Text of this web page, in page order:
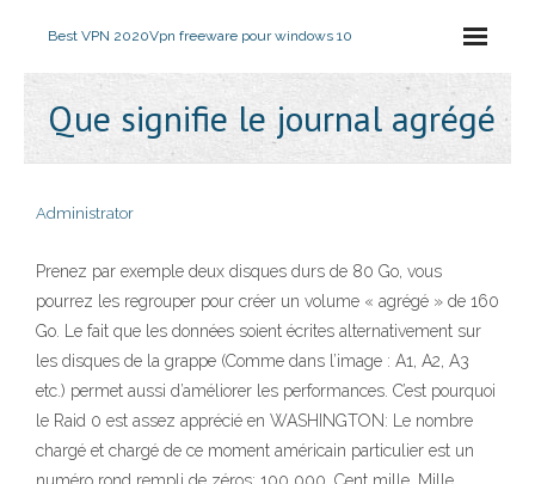
Best VPN 2020Vpn freeware pour windows 10
Que signifie le journal agrégé
Administrator
Prenez par exemple deux disques durs de 80 Go, vous
pourrez les regrouper pour créer un volume « agrégé » de 160
Go. Le fait que les données soient écrites alternativement sur
les disques de la grappe (Comme dans l’image : A1, A2, A3
etc.) permet aussi d’améliorer les performances. C’est pourquoi
le Raid 0 est assez apprécié en WASHINGTON: Le nombre
chargé et chargé de ce moment américain particulier est un